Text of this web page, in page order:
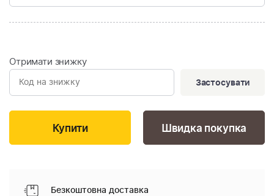
Отримати знижку
Застосувати
Швидка покупка
Безкоштовна доставка